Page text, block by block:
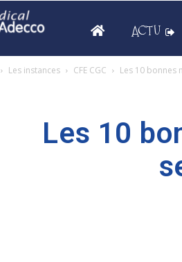
ACTU
Les instances CFE CGC Les 10 bonnes
Les 10